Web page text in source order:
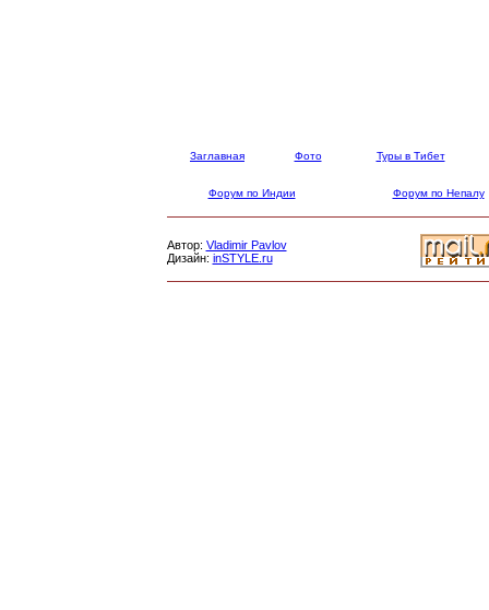
Заглавная Фото Туры в Тибет
Форум по Индии Форум по Непалу
Автор: Vladimir Pavlov
Дизайн: inSTYLE.ru